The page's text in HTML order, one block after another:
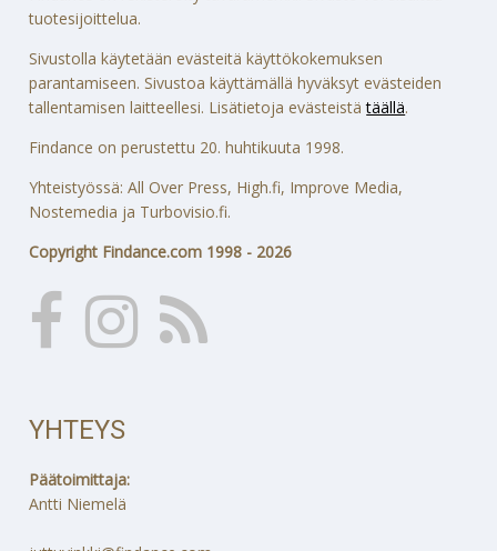
tuotesijoittelua.
Sivustolla käytetään evästeitä käyttökokemuksen
parantamiseen. Sivustoa käyttämällä hyväksyt evästeiden
tallentamisen laitteellesi. Lisätietoja evästeistätäällä.
Findance on perustettu 20. huhtikuuta 1998.
Yhteistyössä: All Over Press, High.fi, Improve Media,
Nostemedia ja Turbovisio.fi.
Copyright Findance.com 1998 - 2026
YHTEYS
Päätoimittaja:
Antti Niemelä